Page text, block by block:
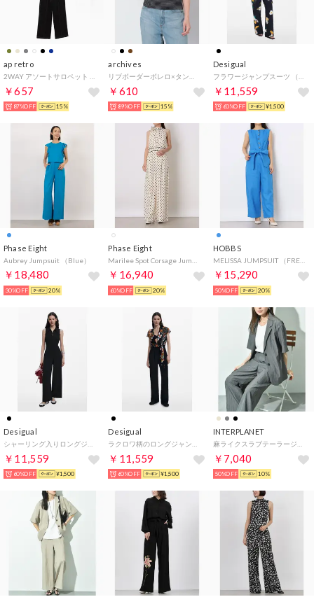
ap retro
￥657
87%OFF 15%
archives
￥610
89%OFF 15%
Desigual
￥11,559
60%OFF ¥1,500
Phase Eight
Aubrey Jumpsuit （Blue）
￥18,480
30%OFF 20%
Phase Eight
￥16,940
60%OFF 20%
HOBBS
MELISSA JUMPSUIT （FRENCH BLUE）
￥15,290
50%OFF 20%
Desigual
シャーリング入りロングジャンプスーツ （グレー/ブラック）
￥11,559
60%OFF ¥1,500
Desigual
ラクロワ柄のロングジャンプスーツ （グレー/ブラック）
￥11,559
60%OFF ¥1,500
INTERPLANET
麻ライクスラブテーラージャケット＋パンツSET （チャコールグレー）
￥7,040
50%OFF 10%